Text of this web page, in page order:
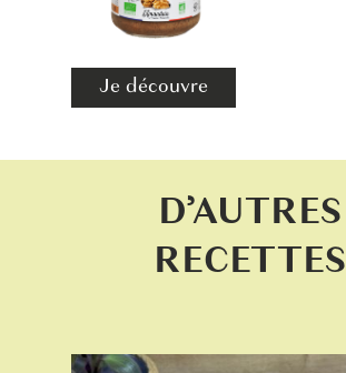
Je découvre
D’AUTRES
RECETTES